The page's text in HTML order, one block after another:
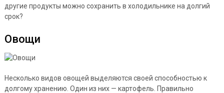
другие продукты можно сохранить в холодильнике на долгий
срок?
Овощи
Несколько видов овощей выделяются своей способностью к
долгому хранению. Один из них — картофель. Правильно